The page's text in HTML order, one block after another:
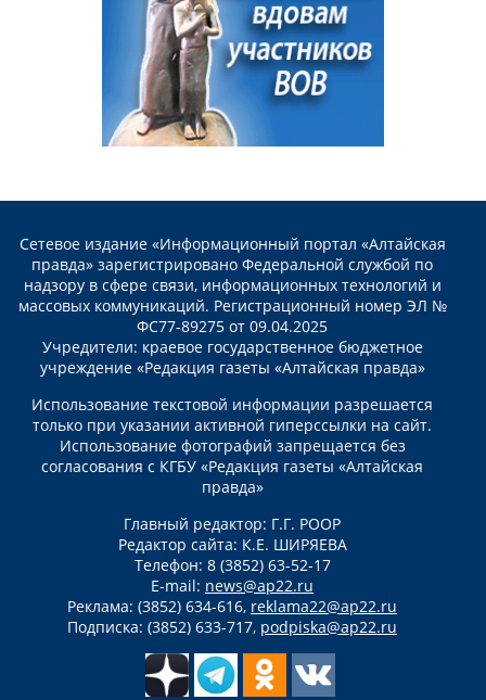
Сетевое издание «Информационный портал «Алтайская
правда» зарегистрировано Федеральной службой по
надзору в сфере связи, информационных технологий и
массовых коммуникаций. Регистрационный номер ЭЛ №
ФС77-89275 от 09.04.2025
Учредители: краевое государственное бюджетное
учреждение «Редакция газеты «Алтайская правда»
Использование текстовой информации разрешается
только при указании активной гиперссылки на сайт.
Использование фотографий запрещается без
согласования с КГБУ «Редакция газеты «Алтайская
правда»
Главный редактор: Г.Г. РООР
Редактор сайта: К.Е. ШИРЯЕВА
Телефон: 8 (3852) 63-52-17
E-mail: news@ap22.ru
Реклама: (3852) 634-616, reklama22@ap22.ru
Подписка: (3852) 633-717, podpiska@ap22.ru